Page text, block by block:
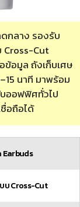
กลาง รองรับ
Cross-Cut
ข้อมูล ถังเก็บเศษ
นาที มาพร้อม
ออฟฟิศทั่วไป
อถือได้
Earbuds
บ Cross-Cut